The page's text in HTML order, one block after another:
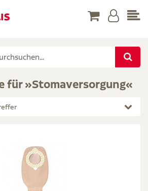
für »Stomaversorgung«
Treffer